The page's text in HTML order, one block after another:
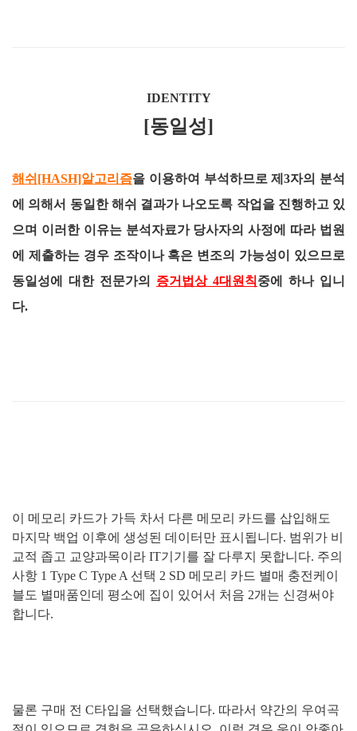
IDENTITY
[동일성]
해쉬[HASH]알고리즘을 이용하여 부석하므로 제3자의 분석
에 의해서 동일한 해쉬 결과가 나오도록 작업을 진행하고 있
으며 이러한 이유는 분석자료가 당사자의 사정에 따라 법원
에 제출하는 경우 조작이나 혹은 변조의 가능성이 있으므로
동일성에 대한 전문가의 증거법상 4대원칙중에 하나 입니
다.
이 메모리 카드가 가득 차서 다른 메모리 카드를 삽입해도
마지막 백업 이후에 생성된 데이터만 표시됩니다. 범위가 비
교적 좁고 교양과목이라 IT기기를 잘 다루지 못합니다. 주의
사항 1 Type C Type A 선택 2 SD 메모리 카드 별매 충전케이
블도 별매품인데 평소에 집이 있어서 처음 2개는 신경써야
합니다.
물론 구매 전 C타입을 선택했습니다. 따라서 약간의 우여곡